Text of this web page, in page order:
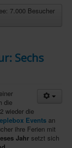
7.000 Besucher
Sechs
die
wieder die
Events an
ihre Ferien mit
Jahr setzt sich